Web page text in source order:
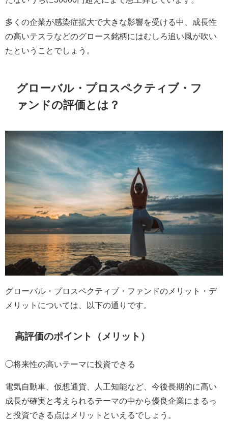
多くの企業が感染症拡大で大きな影響を受ける中、成長性
の高いテスラなどのグロース銘柄にはむしろ追い風が吹い
たということでしょう。
グローバル・プロスペクティブ・フ
ァンドの評価とは？
グローバル・プロスペクティブ・ファンドのメリット・デ
メリットについては、以下の通りです。
高評価のポイント（メリット）
◯将来性の高いテーマに投資できる
電気自動車、仮想通貨、人工知能など、今後長期的に高い
成長が確実と考えられるテーマの中から優良企業にまるっ
と投資できる点はメリットといえるでしょう。